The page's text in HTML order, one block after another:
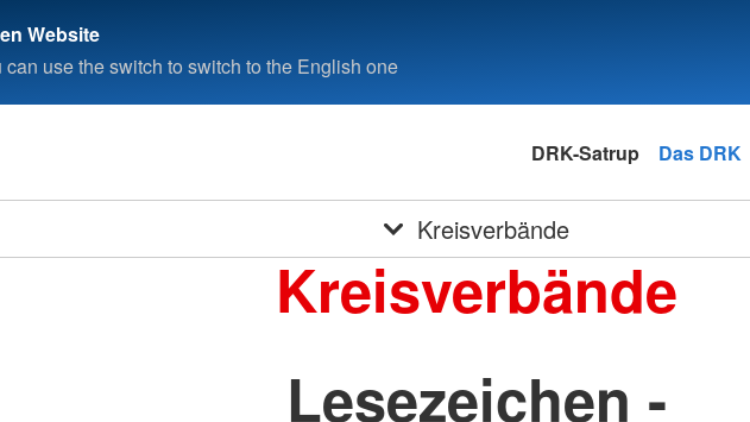
Website
use the switch to switch to the English one
DRK-Satrup Das DRK
Kreisverbände
Kreisverbände
Lesezeichen -